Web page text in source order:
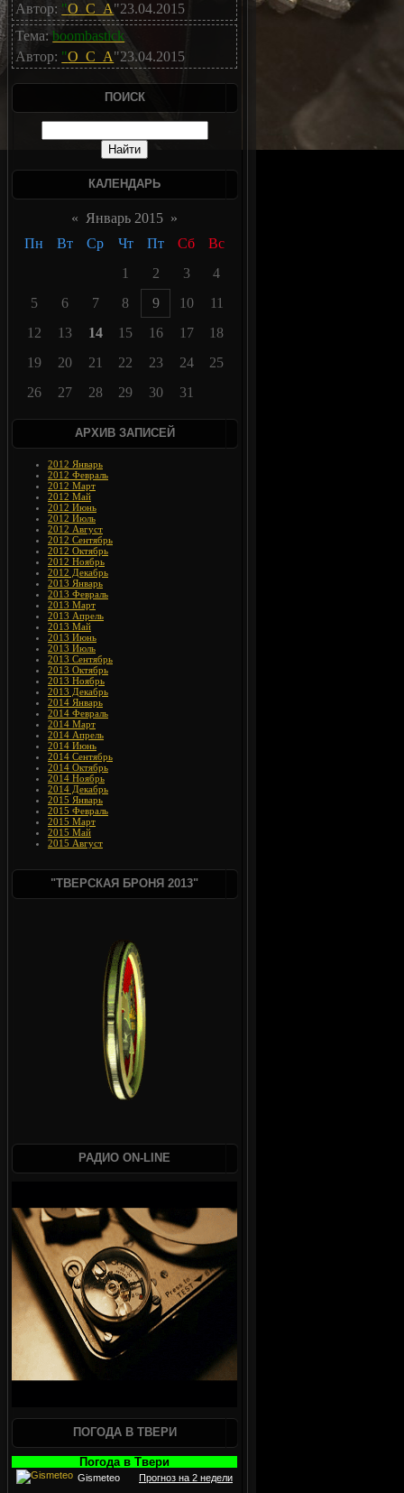
Автор: "O_C_A"23.04.2015
Тема:boombastick
Автор: "O_C_A"23.04.2015
ПОИСК
КАЛЕНДАРЬ
« Январь 2015 »
Пн
Вт Ср Чт Пт Сб
Вс
1
2 3
4
5
6 7 8 9 10
11
12
13 14 15 16 17
18
19
20 21 22 23 24
25
26
27 28 29 30 31
АРХИВ ЗАПИСЕЙ
2012 Январь
2012 Февраль
2012 Март
2012 Май
2012 Июнь
2012 Июль
2012 Август
2012 Сентябрь
2012 Октябрь
2012 Ноябрь
2012 Декабрь
2013 Январь
2013 Февраль
2013 Март
2013 Апрель
2013 Май
2013 Июнь
2013 Июль
2013 Сентябрь
2013 Октябрь
2013 Ноябрь
2013 Декабрь
2014 Январь
2014 Февраль
2014 Март
2014 Апрель
2014 Июнь
2014 Сентябрь
2014 Октябрь
2014 Ноябрь
2014 Декабрь
2015 Январь
2015 Февраль
2015 Март
2015 Май
2015 Август
"ТВЕРСКАЯ БРОНЯ 2013"
РАДИО ON-LINE
ПОГОДА В ТВЕРИ
Погода в Твери
Gismeteo Прогноз на 2 недели